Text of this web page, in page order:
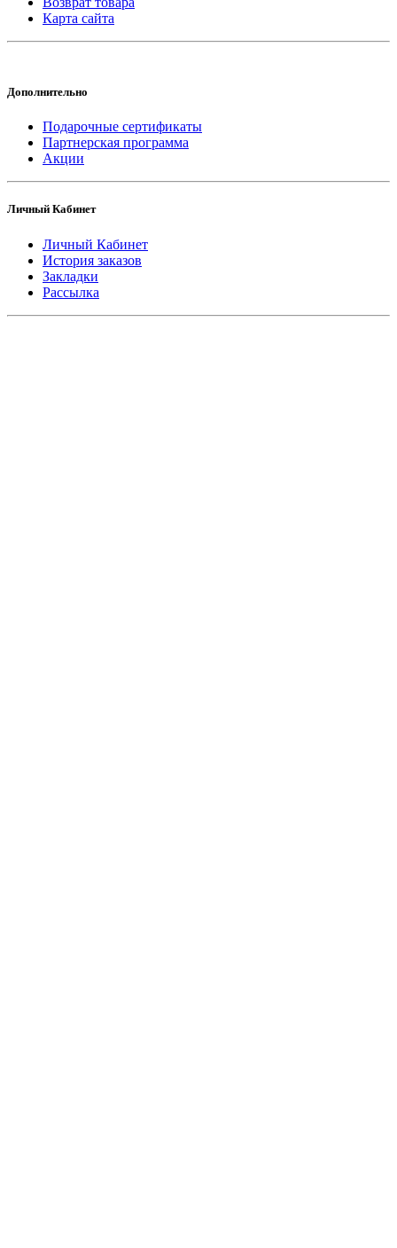
Карта сайта
Дополнительно
Подарочные сертификаты
Партнерская программа
Акции
Личный Кабинет
Личный Кабинет
История заказов
Закладки
Рассылка